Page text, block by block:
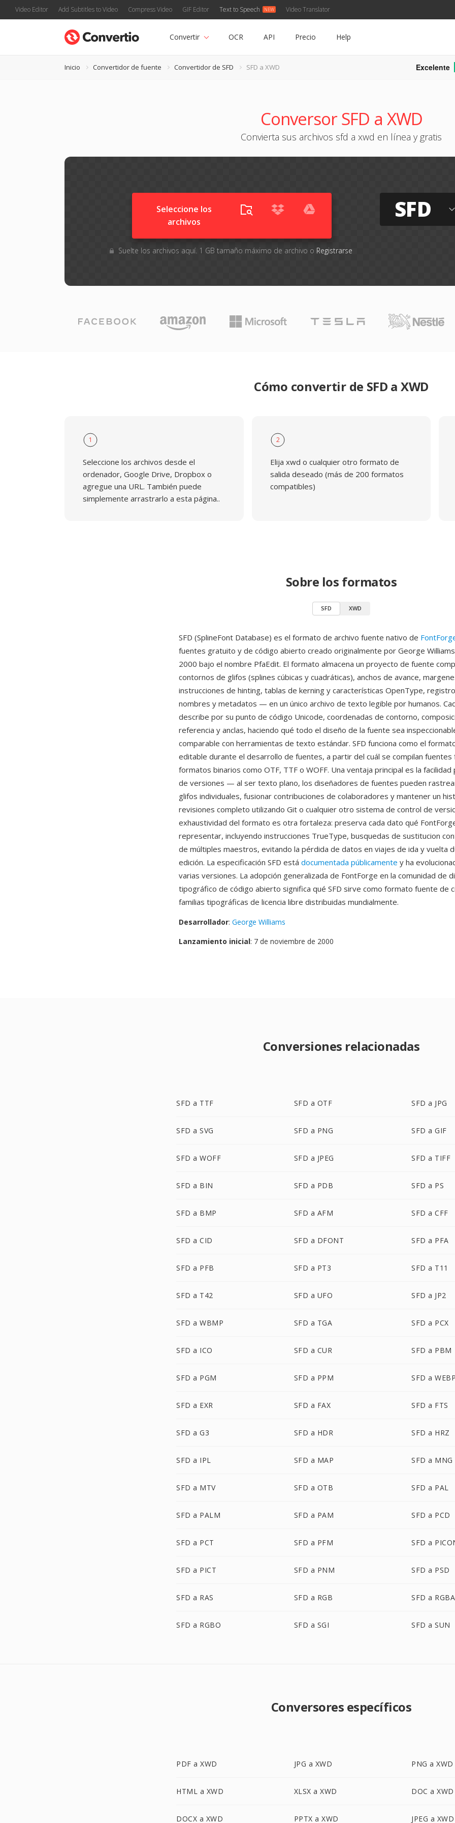
Video Editor Add Subtitles to Video Compress Video GIF Editor Text to Speech Video Translator
Convertir OCR API Precio Help
Inicio Convertidor de fuente Convertidor de SFD SFD a XWD Excelente
Conversor SFD a XWD
Convierta sus archivos sfd a xwd en línea y gratis
Seleccione los
archivos
Suelte los archivos aquí. 1 GB tamaño máximo de archivo o Registrarse
SFD
Cómo convertir de SFD a XWD
1
Seleccione los archivos desde el
ordenador, Google Drive, Dropbox o
agregue una URL. También puede
simplemente arrastrarlo a esta página..
2
Elija xwd o cualquier otro formato de
salida deseado (más de 200 formatos
compatibles)
Sobre los formatos
SFD XWD
SFD (SplineFont Database) es el formato de archivo fuente nativo de
fuentes gratuito y de código abierto creado originalmente por George
2000 bajo el nombre PfaEdit. El formato almacena un proyecto de fuente
contornos de glifos (splines cúbicas y cuadráticas), anchos de avance,
instrucciones de hinting, tablas de kerning y características OpenType,
nombres y metadatos — en un único archivo de texto legible por humanos.
describe por su punto de código Unicode, coordenadas de contorno,
referencia y anclas, haciendo qué todo el diseño de la fuente sea
comparable con herramientas de texto estándar. SFD funciona como el
editable durante el desarrollo de fuentes, a partir del cuál se compilan fuentes
formatos binarios como OTF, TTF o WOFF. Una ventaja principal es la
de versiones — al ser texto plano, los diseñadores de fuentes pueden
glifos individuales, fusionar contribuciones de colaboradores y mantener un
revisiones completo utilizando Git o cualquier otro sistema de control de
exhaustividad del formato es otra fortaleza: preserva cada dato qué
representar, incluyendo instrucciones TrueType, busquedas de sustitucion
de múltiples maestros, evitando la pérdida de datos en viajes de ida y vuelta
edición. La especificación SFD está documentada públicamente y ha
varias versiones. La adopción generalizada de FontForge en la comunidad de
tipográfico de código abierto significa qué SFD sirve como formato fuente de
familias tipográficas de licencia libre distribuidas mundialmente.
Desarrollador: George Williams
Lanzamiento inicial: 7 de noviembre de 2000
Conversiones relacionadas
SFD a TTF SFD a OTF SFD a JPG
SFD a SVG SFD a PNG SFD a GIF
SFD a WOFF SFD a JPEG SFD a TIFF
SFD a BIN SFD a PDB SFD a PS
SFD a BMP SFD a AFM SFD a CFF
SFD a CID SFD a DFONT SFD a PFA
SFD a PFB SFD a PT3 SFD a T11
SFD a T42 SFD a UFO SFD a JP2
SFD a WBMP SFD a TGA SFD a PCX
SFD a ICO SFD a CUR SFD a PBM
SFD a PGM SFD a PPM SFD a
SFD a EXR SFD a FAX SFD a FTS
SFD a G3 SFD a HDR SFD a HRZ
SFD a IPL SFD a MAP SFD a MNG
SFD a MTV SFD a OTB SFD a PAL
SFD a PALM SFD a PAM SFD a PCD
SFD a PCT SFD a PFM SFD a
SFD a PICT SFD a PNM SFD a PSD
SFD a RAS SFD a RGB SFD a RGBA
SFD a RGBO SFD a SGI SFD a SUN
Conversores específicos
PDF a XWD JPG a XWD PNG a XWD
HTML a XWD XLSX a XWD DOC a XWD
DOCX a XWD PPTX a XWD JPEG a XWD